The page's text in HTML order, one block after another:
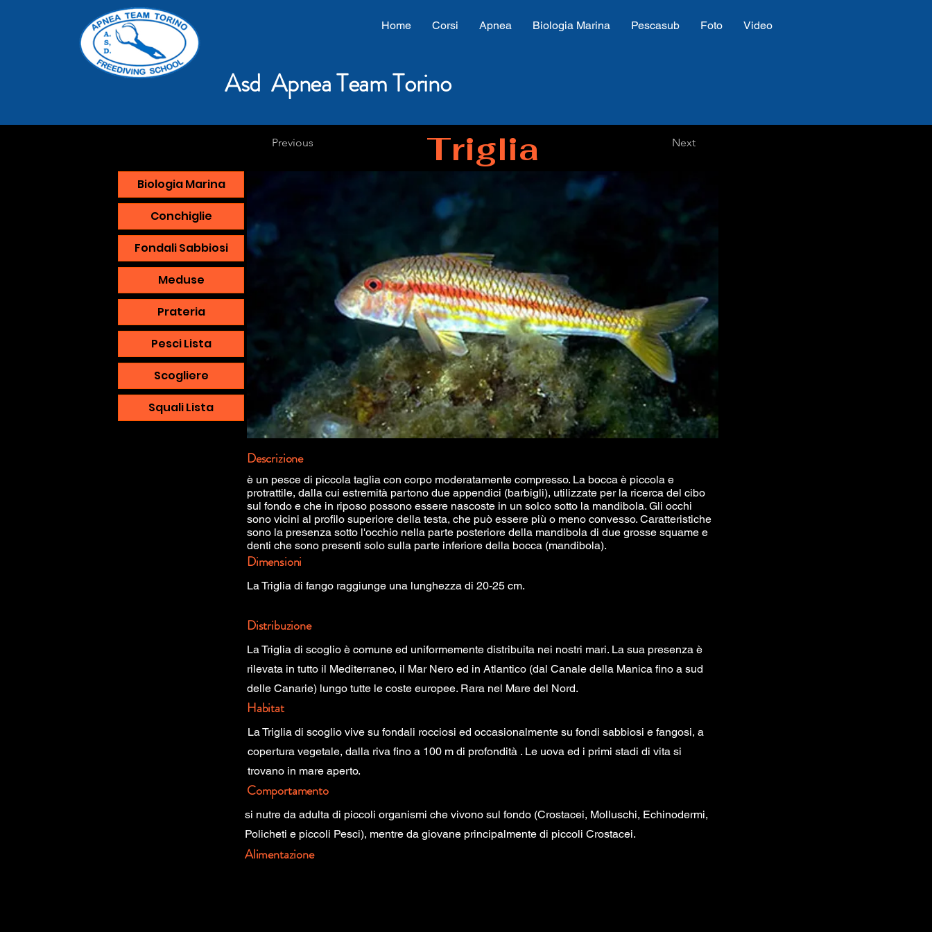
Home Corsi Apnea Biologia Marina Pescasub Foto Video
Asd Apnea Team Torino
Biologia Marina
Conchiglie
Fondali Sabbiosi
Meduse
Prateria
Pesci Lista
Scogliere
Squali Lista
Triglia Next
Previous
Descrizione
è un pesce di piccola taglia con corpo moderatamente compresso. La bocca è piccola e
protrattile, dalla cui estremità partono due appendici (barbigli), utilizzate per la ricerca del cibo
sul fondo e che in riposo possono essere nascoste in un solco sotto la mandibola. Gli occhi
sono vicini al profilo superiore della testa, che può essere più o meno convesso. Caratteristiche
sono la presenza sotto l'occhio nella parte posteriore della mandibola di due grosse squame e
denti che sono presenti solo sulla parte inferiore della bocca (mandibola).
Dimensioni
La Triglia di fango raggiunge una lunghezza di 20-25 cm.
Distribuzione
La Triglia di scoglio è comune ed uniformemente distribuita nei nostri mari. La sua presenza è
rilevata in tutto il Mediterraneo, il Mar Nero ed in Atlantico (dal Canale della Manica fino a sud
delle Canarie) lungo tutte le coste europee. Rara nel Mare del Nord.
Habitat
La Triglia di scoglio vive su fondali rocciosi ed occasionalmente su fondi sabbiosi e fangosi, a
copertura vegetale, dalla riva fino a 100 m di profondità . Le uova ed i primi stadi di vita si
trovano in mare aperto.
Comportamento
si nutre da adulta di piccoli organismi che vivono sul fondo (Crostacei, Molluschi, Echinodermi,
Policheti e piccoli Pesci), mentre da giovane principalmente di piccoli Crostacei.
Alimentazione